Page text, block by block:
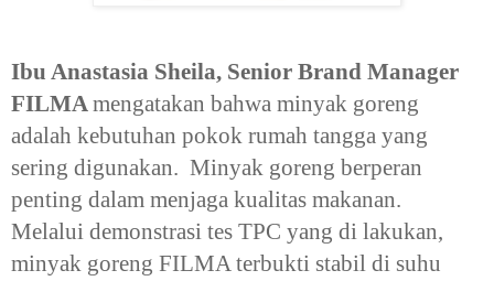
Ibu Anastasia Sheila, Senior Brand Manager
FILMAmengatakan bahwa minyak goreng
adalah kebutuhan pokok rumah tangga yang
sering digunakan. Minyak goreng berperan
penting dalam menjaga kualitas makanan.
Melalui demonstrasi tes TPC yang di lakukan,
minyak goreng FILMA terbukti stabil di suhu